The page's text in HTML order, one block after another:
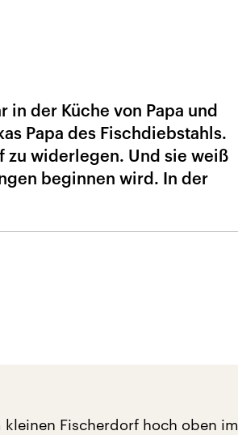
der Küche von Papa und
Papa des Fischdiebstahls.
zu widerlegen. Und sie weiß
beginnen wird. In der
Fischerdorf hoch oben im